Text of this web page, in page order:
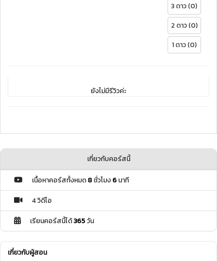
3 ดาว (0)
2 ดาว (0)
1 ดาว (0)
ยังไม่มีรีวิวค่ะ
เกี่ยวกับคอร์สนี้
เนื้อหาคอร์สทั้งหมด8ชั่วโมง6นาที
4 วิดีโอ
เรียนคอร์สนี้ได้365วัน
เกี่ยวกับผู้สอน